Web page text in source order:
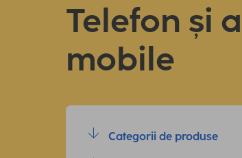
Telefon și
mobile
Categorii de produse